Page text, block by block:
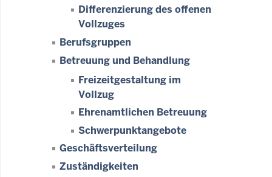
Differenzierung des offenen
Vollzuges
Berufsgruppen
Betreuung und Behandlung
Freizeitgestaltung im
Vollzug
Ehrenamtlichen Betreuung
Schwerpunktangebote
Geschäftsverteilung
Zuständigkeiten